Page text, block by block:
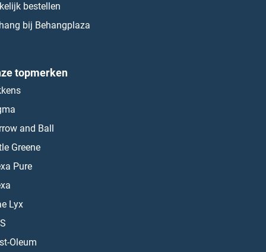
bestellen
bij Behangplaza
topmerken
and Ball
Greene
Pure
Lyx
Oleum